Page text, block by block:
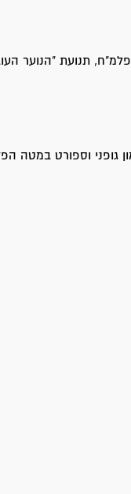
תנועת "הנוער
גופני וספורט במטה